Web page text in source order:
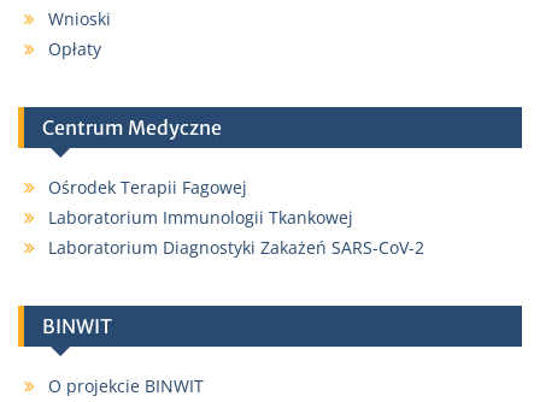
Wnioski
Opłaty
Centrum Medyczne
Ośrodek Terapii Fagowej
Laboratorium Immunologii Tkankowej
Laboratorium Diagnostyki Zakażeń SARS-CoV-2
BINWIT
O projekcie BINWIT